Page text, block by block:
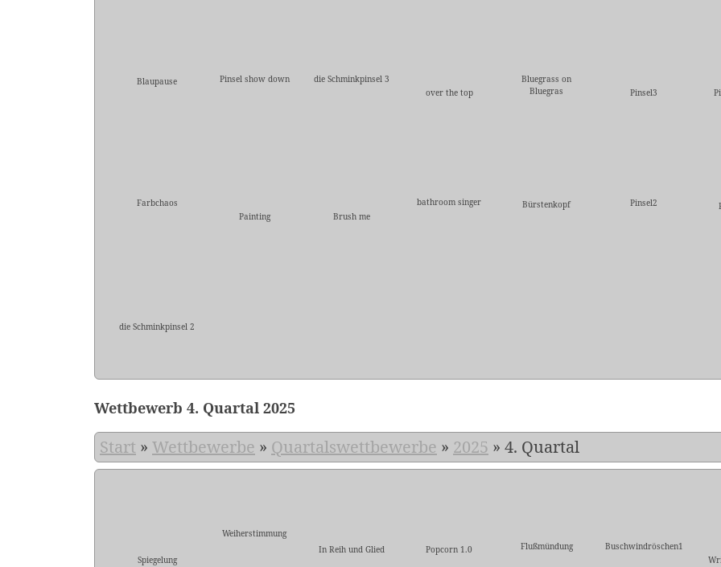
Blaupause Pinsel show down
die Schminkpinsel 3
over the top
Bluegrass on
Bluegras
Pinsel3
Farbchaos
Painting
Brush me
bathroom singer Bürstenkopf Pinsel2
die Schminkpinsel 2
Wettbewerb 4. Quartal 2025
Start » Wettbewerbe » Quartalswettbewerbe » 2025 » 4. Quartal
Spiegelung
Weiherstimmung
In Reih und Glied
Popcorn 1.0 Flußmündung
Buschwindröschen1